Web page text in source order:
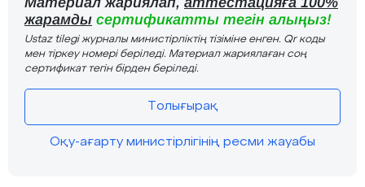
жарамды сертификатты тегін алыңыз!
Ustaz tilegi журналы министірліктің тізіміне енген. Qr коды
мен тіркеу номері беріледі. Материал жариялаған соң
сертификат тегін бірден беріледі.
Толығырақ
Оқу-ағарту министірлігінің ресми жауабы